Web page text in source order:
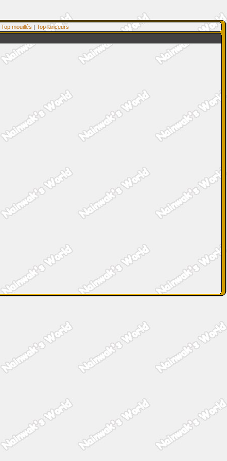
Top mouillés | Top lanceurs